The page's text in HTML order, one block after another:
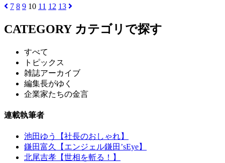
7 8 9 10 11 12 13
CATEGORY カテゴリで探す
すべて
トピックス
雑誌アーカイブ
編集長がゆく
企業家たちの金言
連載執筆者
池田ゆう【社長のおしゃれ】
鎌田富久【エンジェル鎌田’sEye】
北尾吉孝【世相を斬る！】